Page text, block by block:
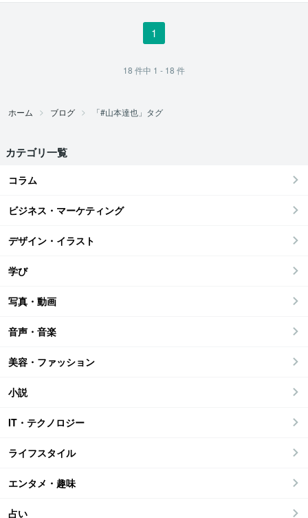
1
18 件中 1 - 18 件
ホーム ブログ 「#山本達也」タグ
カテゴリ一覧
コラム
ビジネス・マーケティング
デザイン・イラスト
学び
写真・動画
音声・音楽
美容・ファッション
小説
IT・テクノロジー
ライフスタイル
エンタメ・趣味
占い